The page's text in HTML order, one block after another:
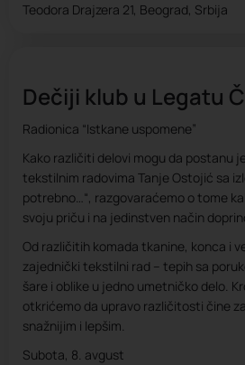
Teodora Drajzera 21, Beograd, Srbija
Dečiji klub u Legatu
Radionica “Istkane uspomene”
Kako različiti delovi mogu da postanu
tekstilnim radovima Tanje Ostojić sa
potrebno…“, razgovaraćemo o tome
svoju priču i na jedinstven način
Od različitih komada tkanine, konca i
zajednički tekstilni rad – tepih sa
šare i oblike u jedno umetničko delo.
otkrićemo da upravo različitosti čine
snažnijim i lepšim.
Subota, 8. avgust